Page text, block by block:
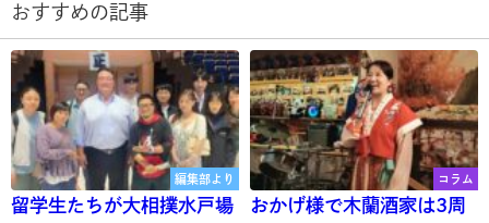
おすすめの記事
編集部より
留学生たちが大相撲水戸場
コラム
おかげ様で木蘭酒家は3周